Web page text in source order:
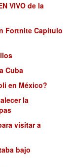
VIVO de la
Fortnite Capítulo
Cuba
en México?
la
visitar a
bajo